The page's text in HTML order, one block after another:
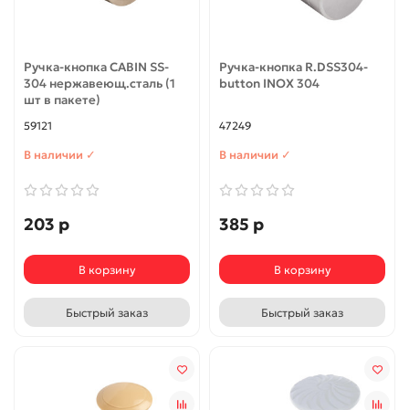
Ручка-кнопка CABIN SS-
304 нержавеющ.сталь (1
шт в пакете)
59121
В наличии ✓
203 р
В корзину
Быстрый заказ
Ручка-кнопка R.DSS304-
button INOX 304
47249
В наличии ✓
385 р
В корзину
Быстрый заказ